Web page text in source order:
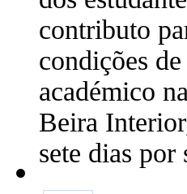
contributo
condições
académico
Beira
sete dias por